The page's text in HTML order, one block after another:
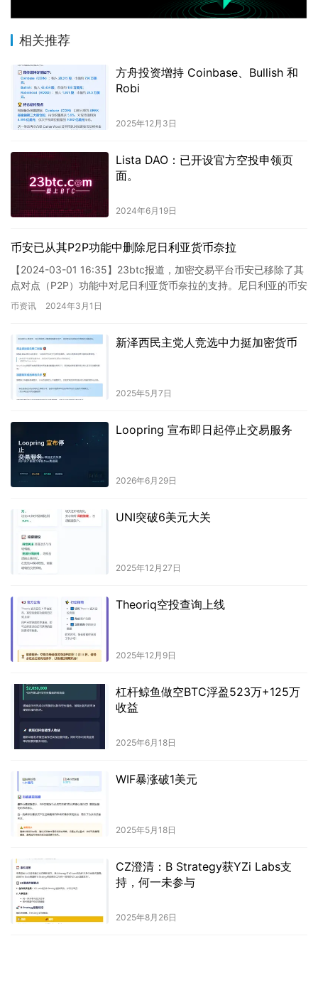
相关推荐
方舟投资增持 Coinbase、Bullish 和
Robi
2025年12月3日
Lista DAO：已开设官方空投申领页
面。
2024年6月19日
币安已从其P2P功能中删除尼日利亚货币奈拉
【2024-03-01 16:35】23btc报道，加密交易平台币安已移除了其
点对点（P2P）功能中对尼日利亚货币奈拉的支持。尼日利亚的币安
用户在社交平台X上表达了对此举的不满，并…
币资讯 2024年3月1日
新泽西民主党人竞选中力挺加密货币
2025年5月7日
Loopring 宣布即日起停止交易服务
2026年6月29日
UNI突破6美元大关
2025年12月27日
Theoriq空投查询上线
2025年12月9日
杠杆鲸鱼做空BTC浮盈523万+125万
收益
2025年6月18日
WIF暴涨破1美元
2025年5月18日
CZ澄清：B Strategy获YZi Labs支
持，何一未参与
2025年8月26日